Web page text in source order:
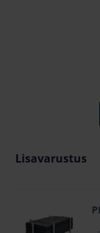
Lisavarustus